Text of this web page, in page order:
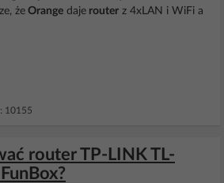
że Orange daje router z 4xLAN i WiFi a
10155
router TP-LINK TL-